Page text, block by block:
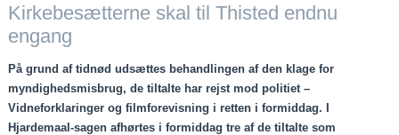
Kirkebesætterne skal til Thisted endnu
engang
På grund af tidnød udsættes behandlingen af den klage for
myndighedsmisbrug, de tiltalte har rejst mod politiet –
Vidneforklaringer og filmforevisning i retten i formiddag. I
Hjardemaal-sagen afhørtes i formiddag tre af de tiltalte som